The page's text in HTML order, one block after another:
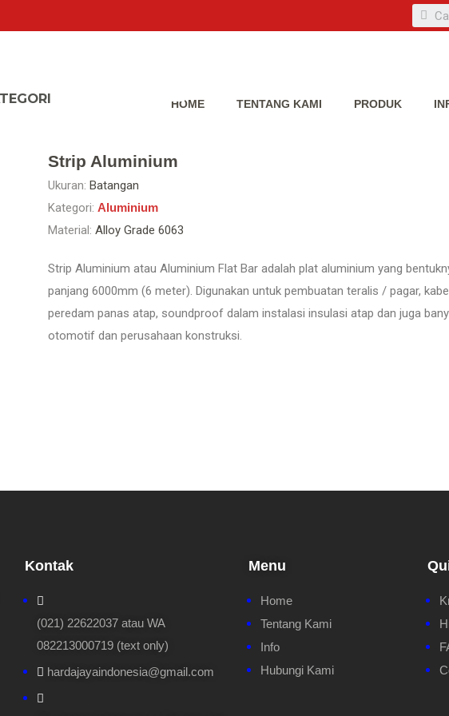
HOME TENTANG KAMI PRODUK
Strip Aluminium
Ukuran: Batangan
Kategori: Aluminium
Material: Alloy Grade 6063
Strip Aluminium atau Aluminium Flat Bar adalah plat aluminium yang
panjang 6000mm (6 meter). Digunakan untuk pembuatan teralis / pagar,
peredam panas atap, soundproof dalam instalasi insulasi atap dan juga
otomotif dan perusahaan konstruksi.
Kontak
(021) 22622037 atau WA
082213000719 (text only)
hardajayaindonesia@gmail.com
Menu
Home
Tentang Kami
Info
Hubungi Kami